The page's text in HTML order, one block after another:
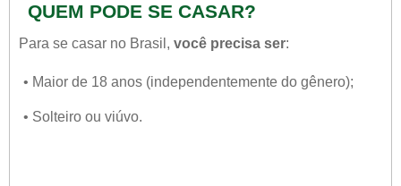
QUEM PODE SE CASAR?
Para se casar no Brasil, você precisa ser:
• Maior de 18 anos (independentemente do gênero);
• Solteiro ou viúvo.